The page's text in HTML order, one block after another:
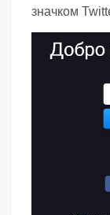
значком